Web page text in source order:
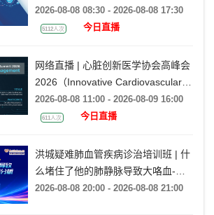
·CCEC花城影秀暨CCI广州行（SCIF
2026）
2026-08-08 08:30 - 2026-08-08 17:30
5112人次 今日直播
网络直播 | 心脏创新医学协会高峰会
2026（Innovative Cardiovascular
Initiative Summit 2026）
2026-08-08 11:00 - 2026-08-09 16:00
611人次 今日直播
洪城疑难肺血管疾病诊治培训班 | 什
么堵住了他的肺静脉导致大咯血-肺
静脉闭塞原因分析
2026-08-08 20:00 - 2026-08-08 21:00